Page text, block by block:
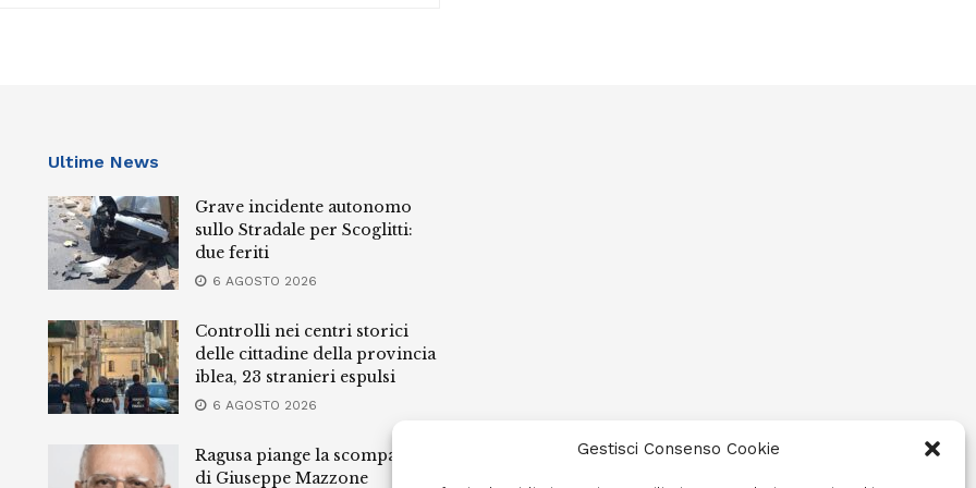
Gestisci Consenso Cookie
Ultime News
Grave incidente autonomo
sullo Stradale per Scoglitti:
due feriti
6 AGOSTO 2026
Controlli nei centri storici
delle cittadine della provincia
iblea, 23 stranieri espulsi
6 AGOSTO 2026
Ragusa piange la scomparsa
di Giuseppe Mazzone